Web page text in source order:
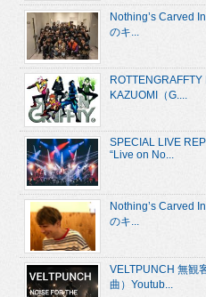
Nothing’s Carved
のキ...
KAZUOMI（G....
SPECIAL LIVE
“Live on No...
Nothing’s Carved
のキ...
VELTPUNCH 無観
曲）Youtub...